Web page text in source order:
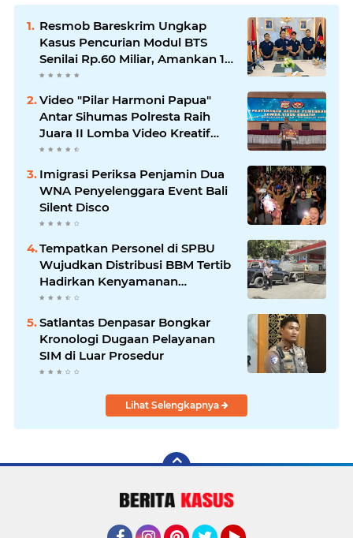
Resmob Bareskrim Ungkap
Kasus Pencurian Modul BTS
Senilai Rp.60 Miliar, Amankan 12
Tersangka
Video "Pilar Harmoni Papua"
Antar Sihumas Polresta Raih
Juara II Lomba Video Kreatif
Hari Bhayangkara ke-80
Imigrasi Periksa Penjamin Dua
WNA Penyelenggara Event Bali
Silent Disco
‎Tempatkan Personel di SPBU
Wujudkan Distribusi BBM Tertib
Hadirkan Kenyamanan
Masyarakat
Satlantas Denpasar Bongkar
Kronologi Dugaan Pelayanan
SIM di Luar Prosedur
Lihat Selengkapnya